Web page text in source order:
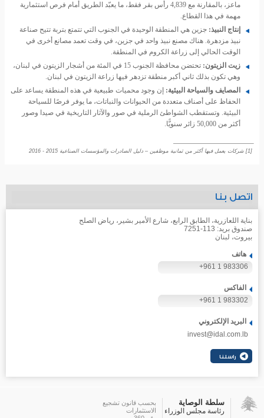
ماعز، بالمقارنة مع 4,839 رأس بقر فقط، ما يعبّد الطريق أمام فرص استثمارية
مهمة في هذا القطاع.
إنتاج النبيذ: جزين هي المنطقة الوحيدة في الجنوب التي تتمتع بتربة تتيح صناعة
نبيذ مزدهرة. هناك مصنع نبيذ واحد في جزين، في وقت تعمد مصانع أخرى في
الوقت الحالي إلى زراعة الكروم في المنطقة.
زيت الزيتون:
تحتضن محافظة الجنوب 15 في المئة من أشجار الزيتون في لبنان،
وهي تكون بذلك ثاني أكبر منطقة تزدهر فيها زراعة الزيتون في لبنان.
المصايف والسياحة البيئية: إن وجود محميات طبيعية في هذه المنطقة يساعد على
الحفاظ على أصناف متعددة من الحيوانات والنباتات، ما يوفر فرصًا للسياحة
البيئية. وتستقطب الشواطئ الرملية في صور والآثار التاريخية في صيدا وصور
أكثر من 50,000 زائر سنويًّا.
[1] شركات يعمل فيها أكثر من ثمانية موظفين – دليل الصادرات والمؤسسات الصناعية 2015 - 2016
اتصل بنا
بناية اللعازرية، الطابق الرابع، شارع الأمير بشير، رياض الصلح
صندوق بريد: 113-7251
بيروت، لبنان
هاتف
+961 1 983306
الفاكس
+961 1 983302
البريد الإلكتروني
invest@idal.com.lb
سلطة الوصاية
رئاسة مجلس الوزراء
بحسب قانون تشجيع
الاستثمارات